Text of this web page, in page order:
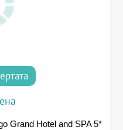
Grand Hotel and SPA 5*